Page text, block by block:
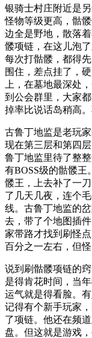
银骑士村庄附近是
怪物等级更高，骷
边全是野地，散落
髅项链，在这儿泡
每次打骷髅，都得
围住，差点挂了，
上，在墓地最深处
到公会群里，大家
掉率比说话岛稍高
古鲁丁地监是老玩
现在第三层和第四
鲁丁地监里待了整
有BOSS级的骷髅
髅王，上去补了一
了几天几夜，连个
线。古鲁丁地监的
去，带了个地图插
家带路才找到刷怪
百分之一左右，但
说到刷骷髅项链的
是得肯花时间，当
运气就是得看脸。
记得有个新手玩家
了项链。他还在频
盘。但这就是游戏